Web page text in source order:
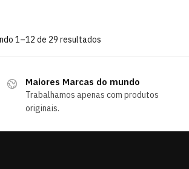
1–12 de 29 resultados
Maiores Marcas do mundo
Trabalhamos apenas com produtos
originais.